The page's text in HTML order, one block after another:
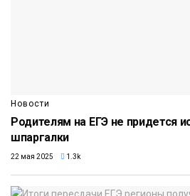
Новости
Родителям на ЕГЭ не придется
шпаргалки
22 мая 2025 1.3k